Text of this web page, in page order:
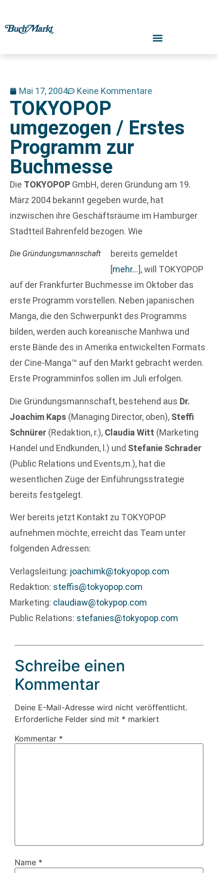
Mai 17, 2004 Keine Kommentare
TOKYOPOP
umgezogen / Erstes
Programm zur
Buchmesse
Die TOKYOPOP GmbH, deren Gründung am 19.
März 2004 bekannt gegeben wurde, hat
inzwischen ihre Geschäftsräume im Hamburger
Stadtteil Bahrenfeld bezogen. Wie
Die Gründungsmannschaft
bereits gemeldet
[mehr…], will TOKYOPOP
auf der Frankfurter Buchmesse im Oktober das
erste Programm vorstellen. Neben japanischen
Manga, die den Schwerpunkt des Programms
bilden, werden auch koreanische Manhwa und
erste Bände des in Amerika entwickelten Formats
der Cine-Manga™ auf den Markt gebracht werden.
Erste Programminfos sollen im Juli erfolgen.
Die Gründungsmannschaft, bestehend aus Dr.
Joachim Kaps (Managing Director, oben), Steffi
Schnürer (Redaktion, r.), Claudia Witt (Marketing
Handel und Endkunden, l.) und Stefanie Schrader
(Public Relations und Events,m.), hat die
wesentlichen Züge der Einführungsstrategie
bereits festgelegt.
Wer bereits jetzt Kontakt zu TOKYOPOP
aufnehmen möchte, erreicht das Team unter
folgenden Adressen:
Verlagsleitung: joachimk@tokyopop.com
Redaktion: steffis@tokyopop.com
Marketing: claudiaw@tokypop.com
Public Relations: stefanies@tokyopop.com
Schreibe einen
Kommentar
Deine E-Mail-Adresse wird nicht veröffentlicht.
Erforderliche Felder sind mit * markiert
Kommentar *
Name *